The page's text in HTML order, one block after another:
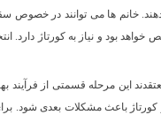
نمی دهند. خانم ها می توانند در
بود و نیاز به کورتاژ دارد.
این مرحله قسمتی از فرآیند
باعث مشکلات بعدی شود.